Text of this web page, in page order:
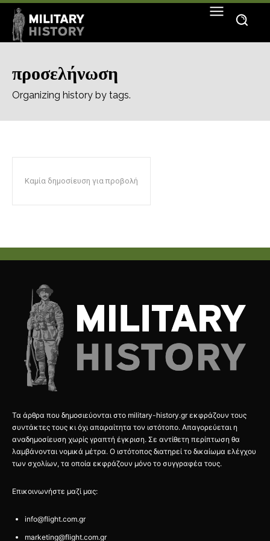
προσελήνωση
Organizing history by tags.
Καμία δημοσίευση για προβολή
Τα άρθρα που δημοσιεύονται στο military-history.gr εκφράζουν τους
συντάκτες τους κι όχι απαραίτητα τον ιστότοπο. Απαγορεύεται η
αναδημοσίευση χωρίς γραπτή έγκριση. Σε αντίθετη περίπτωση θα
λαμβάνονται νομικά μέτρα. Ο ιστότοπος διατηρεί το δικαίωμα ελέγχου
των σχολίων, τα οποία εκφράζουν μόνο το συγγραφέα τους.
Επικοινωνήστε μαζί μας:
info@flight.com.gr
marketing@flight.com.gr